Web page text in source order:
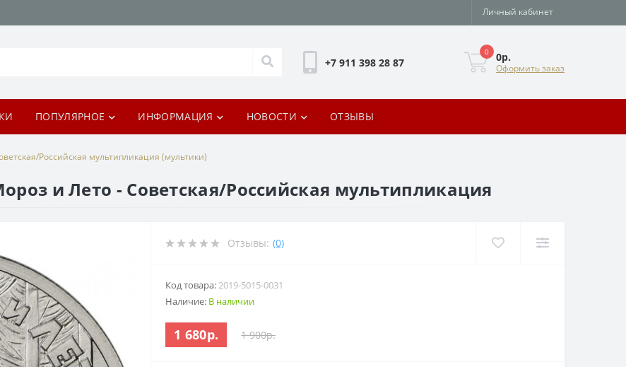
Личный кабинет
+7 911 398 28 87
0 0р.
Оформить заказ
ПОПУЛЯРНОЕ ИНФОРМАЦИЯ НОВОСТИ ОТЗЫВЫ
Российская мультипликация (мультики)
и Лето - Советская/Российская мультипликация
Отзывы: (0)
Код товара:2019-5015-0031
Наличие: В наличии
1 680р. 1 900р.